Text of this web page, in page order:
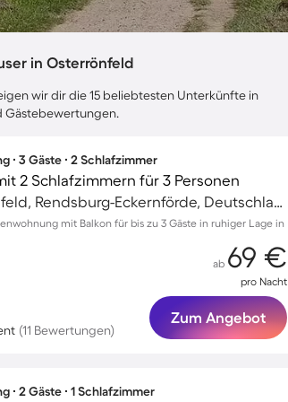
in Osterrönfeld
wir dir die 15 beliebtesten Unterkünfte in
Gästebewertungen.
∙ 3 Gäste ∙ 2 Schlafzimmer
2 Schlafzimmern für 3 Personen
Osterrönfeld, Rendsburg-Eckernförde, Deutschland
mit Balkon für bis zu 3 Gäste in ruhiger Lage in
(11 Bewertungen)
ab 69 €
pro Nacht
Zum Angebot
∙ 2 Gäste ∙ 1 Schlafzimmer